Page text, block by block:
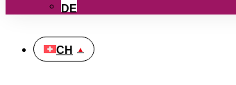
DE
CH